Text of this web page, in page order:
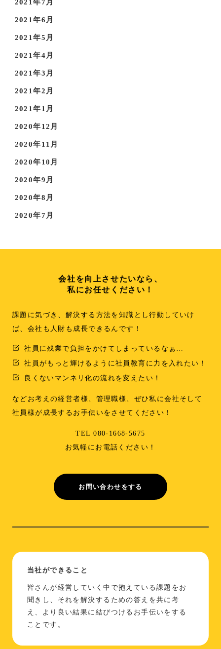
2021年7月
2021年6月
2021年5月
2021年4月
2021年3月
2021年2月
2021年1月
2020年12月
2020年11月
2020年10月
2020年9月
2020年8月
2020年7月
会社を向上させたいなら、
私にお任せください！
課題に気づき、解決する方法を知識とし行動していけ
ば、会社も人財も成長できるんです！
社員に残業で負担をかけてしまっているなぁ…
社員がもっと輝けるように社員教育に力を入れたい！
良くないマンネリ化の流れを変えたい！
などお考えの経営者様、管理職様、ぜひ私に会社そして
社員様が成長するお手伝いをさせてください！
TEL 080-1668-5675
お気軽にお電話ください！
お問い合わせをする
当社ができること
皆さんが経営していく中で抱えている課題をお
聞きし、それを解決するための答えを共に考
え、より良い結果に結びつけるお手伝いをする
ことです。